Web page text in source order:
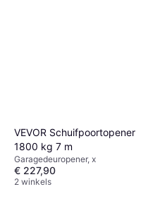
VEVOR Schuifpoortopener
1800 kg 7 m
Garagedeuropener, x
€ 227,90
2 winkels